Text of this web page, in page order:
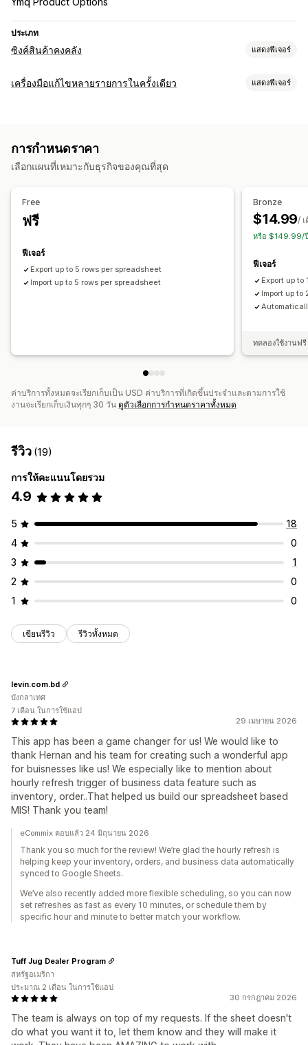
ประเภท
ซิงค์สินค้าคงคลัง แสดงฟีเจอร์
ประเภทการซิงค์
การแจ้งเตือนและรายงาน
รายงานข้อมูลในอดีต
การนำเข้าและส่งออกข้อมูล
เครื่องมือแก้ไขหลายรายการในครั้งเดียว แสดงฟีเจอร์
แท็ก คำอธิบาย สินค้าคงคลัง
ซิงค์ข้อมูล
การกำหนดราคา
เลือกแผนที่เหมาะกับธุรกิจของคุณที่สุด
Free
ฟรี
ฟีเจอร์
Export up to 5 rows per spreadsheet
Import up to 5 rows per spreadsheet
Bronze
$14.99/
หรือ $149.99/
ฟีเจอร์
Export up
Import up
ทดลองใช้งานฟ
ค่าบริการทั้งหมดจะเรียกเก็บเป็น USD ค่าบริการที่เกิดขึ้นประจำและตามการใช้
งานจะเรียกเก็บเงินทุกๆ 30 วัน ดูตัวเลือกการกำหนดราคาทั้งหมด
รีวิว (19)
การให้คะแนนโดยรวม
4.9
5
18
4
0
3
1
2
0
1
0
เขียนรีวิว รีวิวทั้งหมด
29 เมษายน 2026
This app has been a game changer for us! We would like to
thank Hernan and his team for creating such a wonderful app
for buisnesses like us! We especially like to mention about
hourly refresh trigger of business data feature such as
inventory, order..That helped us build our spreadsheet based
MIS! Thank you team!
levin.com.bd
บังกลาเทศ
7 เดือน ในการใช้แอป
eCommix ตอบแล้ว 24 มิถุนายน 2026
Thank you so much for the review! We’re glad the hourly refresh is
helping keep your inventory, orders, and business data automatically
synced to Google Sheets.
We’ve also recently added more flexible scheduling, so you can now
set refreshes as fast as every 10 minutes, or schedule them by
specific hour and minute to better match your workflow.
30 กรกฎาคม 2026
The team is always on top of my requests. If the sheet doesn't
do what you want it to, let them know and they will make it
Tuff Jug Dealer Program
สหรัฐอเมริกา
ประมาณ 2 เดือน ในการใช้แอป